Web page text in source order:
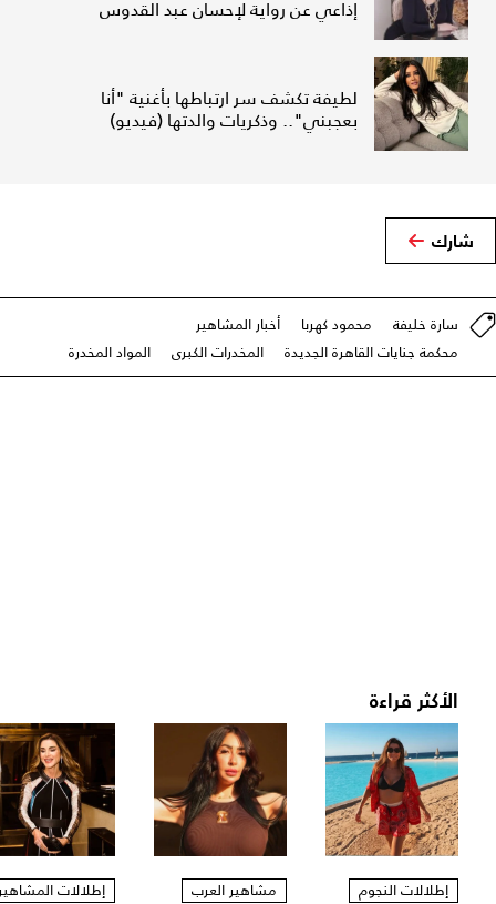
إذاعي عن رواية لإحسان عبد القدوس
لطيفة تكشف سر ارتباطها بأغنية "أنا
بعجبني".. وذكريات والدتها (فيديو)
شارك
سارة خليفة محمود كهربا
أخبار المشاهير
محكمة جنايات القاهرة الجديدة
المخدرات الكبرى المواد المخدرة
الأكثر قراءة
إطلالات النجوم مشاهير العرب إطلالات